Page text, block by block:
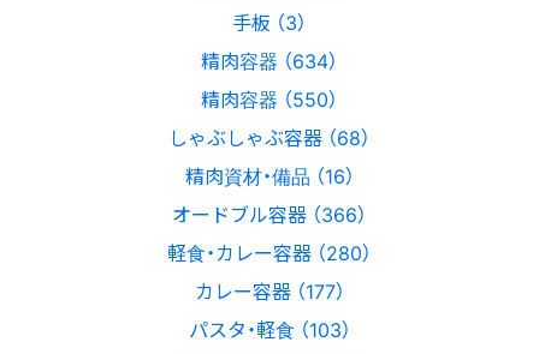
手板 （3）
精肉容器 （634）
精肉容器 （550）
しゃぶしゃぶ容器 （68）
精肉資材・備品 （16）
オードブル容器 （366）
軽食・カレー容器 （280）
カレー容器 （177）
パスタ・軽食 （103）